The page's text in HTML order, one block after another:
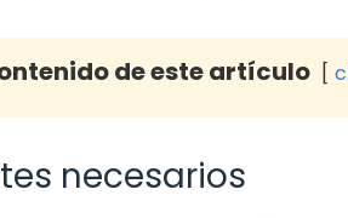
de este artículo
necesarios